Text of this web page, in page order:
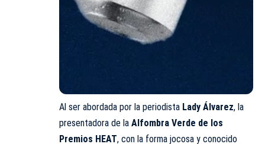
Al ser abordada por la periodista Lady Álvarez, la
presentadora de la Alfombra Verde de los
Premios HEAT, con la forma jocosa y conocido